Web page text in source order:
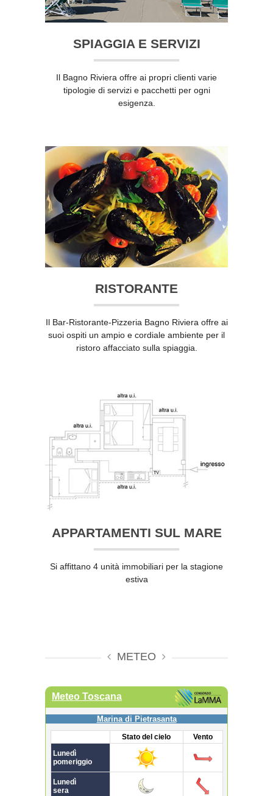
SPIAGGIA E SERVIZI
Il Bagno Riviera offre ai propri clienti varie
tipologie di servizi e pacchetti per ogni
esigenza.
RISTORANTE
Il Bar-Ristorante-Pizzeria Bagno Riviera offre ai
suoi ospiti un ampio e cordiale ambiente per il
ristoro affacciato sulla spiaggia.
APPARTAMENTI SUL MARE
Si affittano 4 unità immobiliari per la stagione
estiva
METEO